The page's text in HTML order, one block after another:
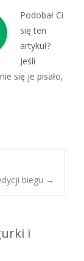
Podobał Ci
się ten
artykuł?
Jeśli
się je pisało,
biegu →
i